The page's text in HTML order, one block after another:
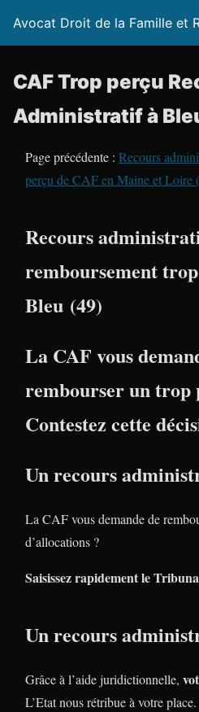
Avocat Droit de la Famille et
CAF Trop perçu
Administratif à
Page précédente : Recours
perçu de CAF en Maine et Loire
Recours
remboursement
Bleu (49)
La CAF vous
rembourser un trop
Contestez cette
Un recours
La CAF vous demande de
d’allocations ?
Saisissez rapidement le
Un recours
Grâce à l’aide juridictionnelle,
L’Etat nous rétribue à votre place.